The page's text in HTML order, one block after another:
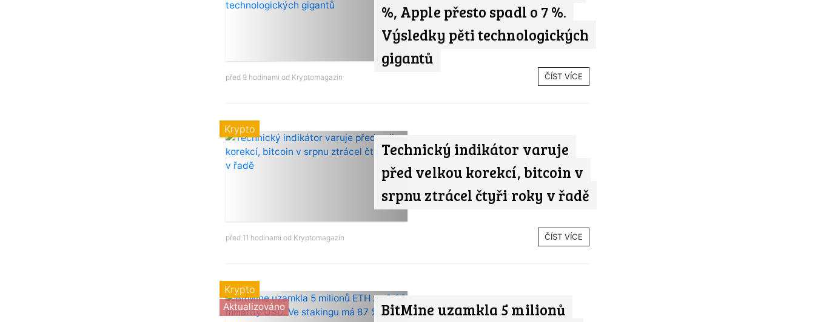
%, Apple přesto spadl o 7 %.
Výsledky pěti technologických
gigantů
před 9 hodinami od Kryptomagazín ČÍST VÍCE
Technický indikátor varuje
před velkou korekcí, bitcoin v
srpnu ztrácel čtyři roky v řadě
Krypto
před 11 hodinami od Kryptomagazín ČÍST VÍCE
BitMine uzamkla 5 milionů
Aktualizováno
Krypto